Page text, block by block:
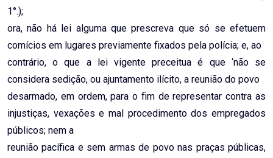
1°.);
ora, não há lei alguma que prescreva que só se efetuem
comícios em lugares previamente fixados pela polícia; e, ao
contrário, o que a lei vigente preceitua é que ‘não se
considera sedição, ou ajuntamento ilícito, a reunião do povo
desarmado, em ordem, para o fim de representar contra as
injustiças, vexações e mal procedimento dos empregados
públicos; nem a
reunião pacífica e sem armas de povo nas praças públicas,